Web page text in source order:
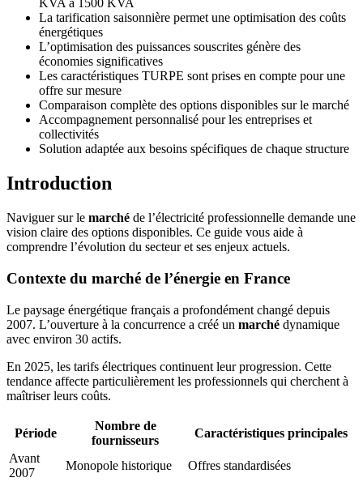
KVA à 1500 KVA
La tarification saisonnière permet une optimisation des coûts
énergétiques
L’optimisation des puissances souscrites génère des
économies significatives
Les caractéristiques TURPE sont prises en compte pour une
offre sur mesure
Comparaison complète des options disponibles sur le marché
Accompagnement personnalisé pour les entreprises et
collectivités
Solution adaptée aux besoins spécifiques de chaque structure
Introduction
Naviguer sur le marché de l’électricité professionnelle demande une
vision claire des options disponibles. Ce guide vous aide à
comprendre l’évolution du secteur et ses enjeux actuels.
Contexte du marché de l’énergie en France
Le paysage énergétique français a profondément changé depuis
2007. L’ouverture à la concurrence a créé un marché dynamique
avec environ 30 actifs.
En 2025, les tarifs électriques continuent leur progression. Cette
tendance affecte particulièrement les professionnels qui cherchent à
maîtriser leurs coûts.
Période
Nombre de
fournisseurs
Caractéristiques principales
Avant
2007
Monopole historique
Offres standardisées